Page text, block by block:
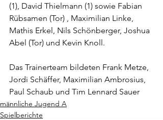
(1), David Thielmann (1) sowie Fabian
Rübsamen (Tor) , Maximilian Linke,
Mathis Erkel, Nils Schönberger, Joshua
Abel (Tor) und Kevin Knoll.
Das Trainerteam bildeten Frank Metze,
Jordi Schäffer, Maximilian Ambrosius,
Paul Schaub und Tim Lennard Sauer
männliche Jugend A
Spielberichte